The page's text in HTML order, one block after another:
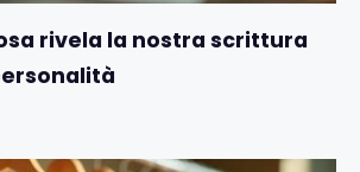
rivela la nostra scrittura